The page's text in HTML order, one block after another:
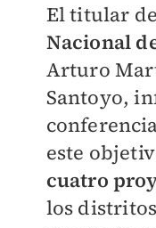
El titular
Nacional
Arturo
Santoyo,
este
cuatro
los